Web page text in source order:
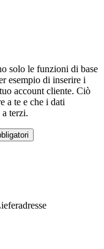
solo le funzioni di base
esempio di inserire i
account cliente. Ciò
a te e che i dati
terzi.